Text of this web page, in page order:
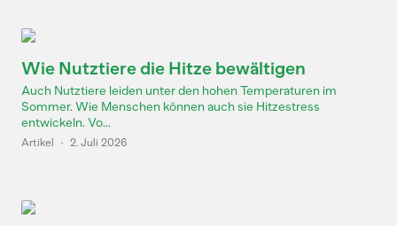
Wie Nutztiere die Hitze bewältigen
Auch Nutztiere leiden unter den hohen Temperaturen im
Sommer. Wie Menschen können auch sie Hitzestress
entwickeln. Vo...
Artikel · 2. Juli 2026